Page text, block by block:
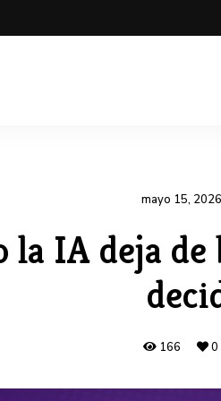
mayo 15, 2026
la IA deja
166 0